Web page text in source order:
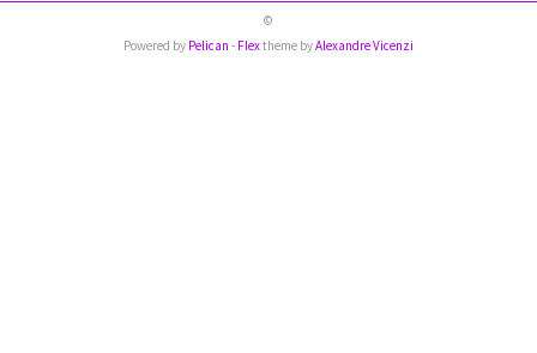
©
Powered by Pelican - Flextheme byAlexandre Vicenzi